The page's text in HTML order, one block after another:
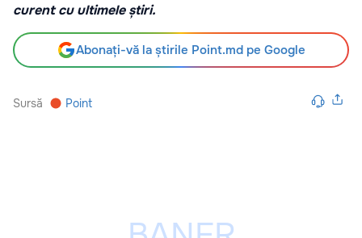
curent cu ultimele știri.
Abonați-vă la știrile Point.md pe Google
Sursă Point